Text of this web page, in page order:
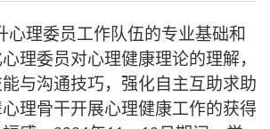
心理委员工作队伍的专业基础和
理委员对心理健康理论的理解，
与沟通技巧，强化自主互助求助
理骨干开展心理健康工作的获得